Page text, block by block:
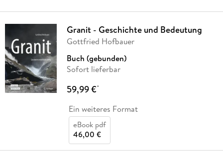
Granit - Geschichte und Bedeutung
Gottfried Hofbauer
Buch (gebunden)
Sofort lieferbar
59,99 €*
Ein weiteres Format
eBook pdf
46,00 €